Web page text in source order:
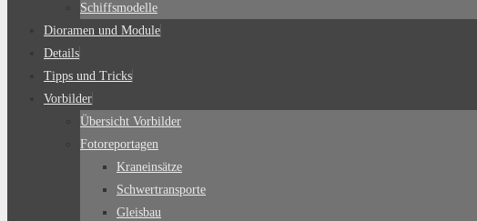
Schiffsmodelle
Dioramen und Module
Details
Tipps und Tricks
Vorbilder
Übersicht Vorbilder
Fotoreportagen
Kraneinsätze
Schwertransporte
Gleisbau